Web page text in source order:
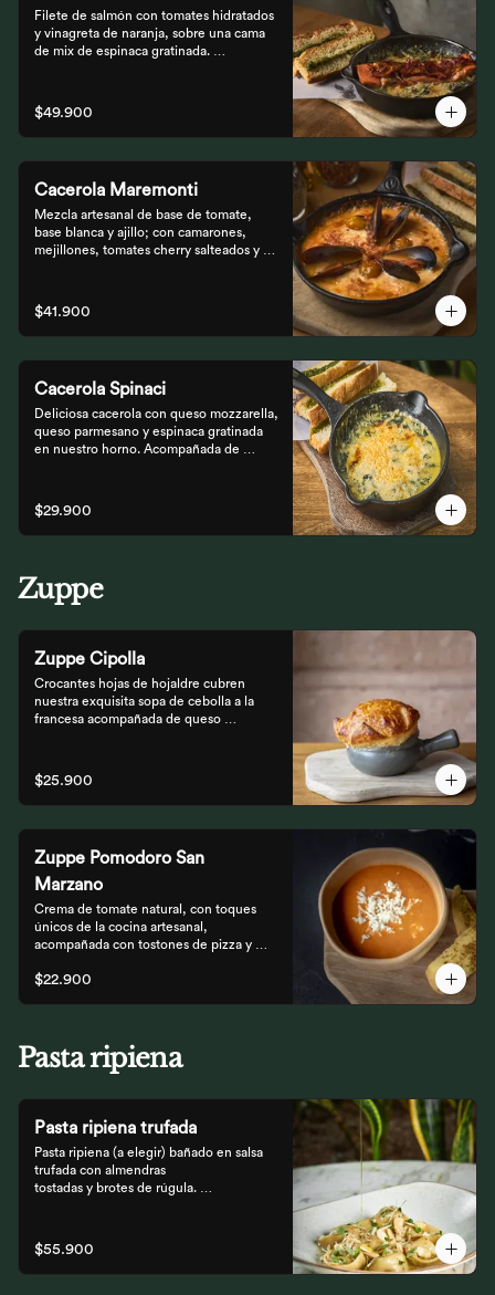
Filete de salmón con tomates hidratados
y vinagreta de naranja, sobre una cama
de mix de espinaca gratinada.
$49.900
Cacerola Maremonti
Mezcla artesanal de base de tomate,
base blanca y ajillo; con camarones,
mejillones, tomates cherry salteados y
pan focaccia con pesto verde rústico.
$41.900
Cacerola Spinaci
Deliciosa cacerola con queso mozzarella,
queso parmesano y espinaca gratinada
en nuestro horno. Acompañada de
$29.900
Zuppe
Zuppe Cipolla
Crocantes hojas de hojaldre cubren
nuestra exquisita sopa de cebolla a la
francesa acompañada de queso
$25.900
Zuppe Pomodoro San
Marzano
Crema de tomate natural, con toques
únicos de la cocina artesanal,
acompañada con tostones de pizza y
$22.900
Pasta ripiena
Pasta ripiena trufada
Pasta ripiena (a elegir) bañado en salsa
trufada con almendras
tostadas y brotes de rúgula.
$55.900